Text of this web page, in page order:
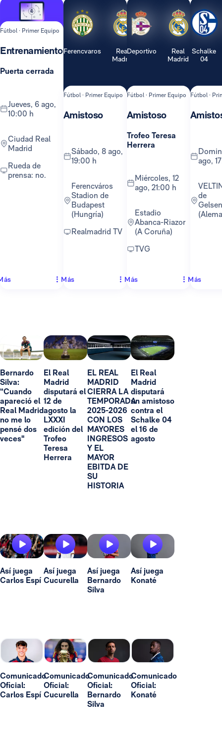
Fútbol · Primer Equipo
Entrenamiento
Puerta cerrada
jueves, 6 ago,
10:00 h
Ciudad Real
Madrid
Rueda de
prensa: no.
Ferencvaros
Real
Madrid
Fútbol · Primer Equipo
Amistoso
sábado, 8 ago,
19:00 h
Ferencváros
Stadion de
Budapest
(Hungría)
Realmadrid TV
Más
Deportivo
Real
Madrid
Fútbol · Primer Equipo
Amistoso
Trofeo Teresa
Herrera
miércoles, 12
ago, 21:00 h
Estadio
Abanca-Riazor
(A Coruña)
TVG
Más
Schalke
04
Fútbol ·
domingo, 16
ago,
VELTINS-Arena
de
Más
Bernardo
Silva:
“Cuando
apareció el
Real Madrid
no me lo
pensé dos
veces"
El Real
Madrid
disputará el
12 de
agosto la
LXXXI
edición del
Trofeo
Teresa
Herrera
EL REAL
MADRID
CIERRA LA
TEMPORADA
2025-2026
CON LOS
MAYORES
INGRESOS
Y EL
MAYOR
EBITDA DE
SU
HISTORIA
El Real
Madrid
disputará
un amistoso
contra el
Schalke 04
el 16 de
agosto
Así juega
Carlos Espí
Así juega
Cucurella
Así juega
Bernardo
Silva
Así juega
Konaté
Comunicado
Oficial:
Carlos Espí
Comunicado
Oficial:
Cucurella
Comunicado
Oficial:
Bernardo
Silva
Comunicado
Oficial:
Konaté